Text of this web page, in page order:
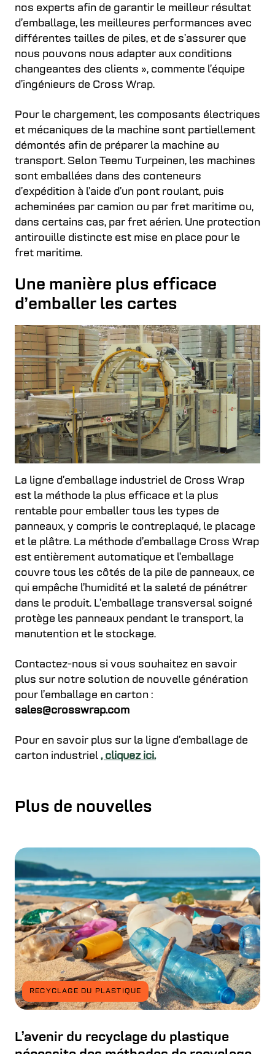
nos experts afin de garantir le meilleur résultat
d’emballage, les meilleures performances avec
différentes tailles de piles, et de s’assurer que
nous pouvons nous adapter aux conditions
changeantes des clients », commente l’équipe
d’ingénieurs de Cross Wrap.
Pour le chargement, les composants électriques
et mécaniques de la machine sont partiellement
démontés afin de préparer la machine au
transport. Selon Teemu Turpeinen, les machines
sont emballées dans des conteneurs
d’expédition à l’aide d’un pont roulant, puis
acheminées par camion ou par fret maritime ou,
dans certains cas, par fret aérien. Une protection
antirouille distincte est mise en place pour le
fret maritime.
Une manière plus efficace
d’emballer les cartes
La ligne d’emballage industriel de Cross Wrap
est la méthode la plus efficace et la plus
rentable pour emballer tous les types de
panneaux, y compris le contreplaqué, le placage
et le plâtre. La méthode d’emballage Cross Wrap
est entièrement automatique et l’emballage
couvre tous les côtés de la pile de panneaux, ce
qui empêche l’humidité et la saleté de pénétrer
dans le produit. L’emballage transversal soigné
protège les panneaux pendant le transport, la
manutention et le stockage.
Contactez-nous si vous souhaitez en savoir
plus sur notre solution de nouvelle génération
pour l’emballage en carton :
sales@crosswrap.com
Pour en savoir plus sur la ligne d’emballage de
carton industriel , cliquez ici.
Plus de nouvelles
RECYCLAGE DU PLASTIQUE
L’avenir du recyclage du plastique